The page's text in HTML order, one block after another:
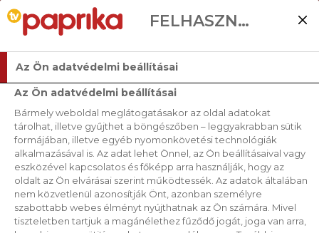
RECEPTJEINK
RENDEZÉS
SZŰRŐK
FELHASZNÁLÓI BEÁLLÍTÁSOK
Az Ön adatvédelmi beállításai
Az Ön adatvédelmi beállításai
Bármely weboldal meglátogatásakor az oldal adatokat
tárolhat, illetve gyűjthet a böngészőben – leggyakrabban sütik
formájában, illetve egyéb nyomonkövetési technológiák
alkalmazásával is. Az adat lehet Önnel, az Ön beállításaival vagy
eszközével kapcsolatos és főképp arra használják, hogy az
oldalt az Ön elvárásai szerint működtessék. Az adatok általában
nem közvetlenül azonosítják Önt, azonban személyre
szabottabb webes élményt nyújthatnak az Ön számára. Mivel
tiszteletben tartjuk a magánélethez fűződő jogát, joga van arra,